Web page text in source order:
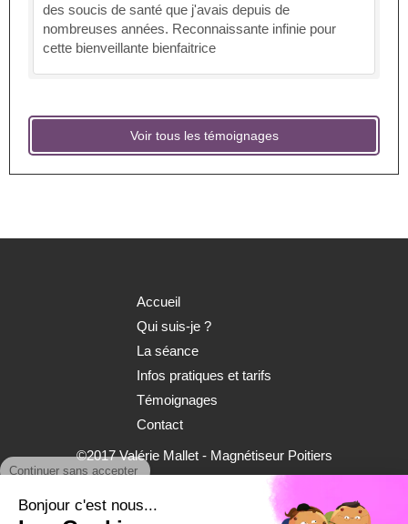
des soucis de santé que j'avais depuis de
nombreuses années. Reconnaissante infinie pour
cette bienveillante bienfaitrice
Voir tous les témoignages
Accueil
Qui suis-je ?
La séance
Infos pratiques et tarifs
Témoignages
Contact
©2017 Valérie Mallet - Magnétiseur Poitiers
Continuer sans accepter
Bonjour c'est nous...